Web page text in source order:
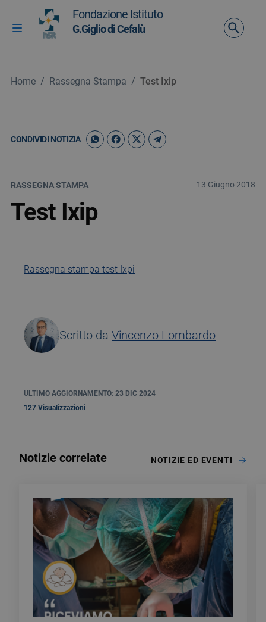
Vai ai contenuti
Vai al menu di navigazione
Vai al footer
Attiva / disattiva la navigazione
Fondazione Istituto
G.Giglio di Cefalù
Home / Rassegna Stampa / Test Ixip
CONDIVIDI NOTIZIA
RASSEGNA STAMPA 13 Giugno 2018
Test Ixip
Rassegna stampa test Ixpi
Scritto da Vincenzo Lombardo
ULTIMO AGGIORNAMENTO: 23 DIC 2024
127 Visualizzazioni
Notizie correlate NOTIZIE ED EVENTI